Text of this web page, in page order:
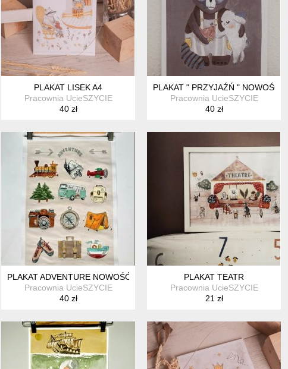
PLAKAT LISEK A4
Pracownia UcieSZYCIE
40 zł
PLAKAT " PRZYJAŹŃ " NOWOŚĆ A4
Pracownia UcieSZYCIE
40 zł
A3PLAKAT ADVENTURE NOWOŚĆ A3
Pracownia UcieSZYCIE
40 zł
PLAKAT TEATR
Pracownia UcieSZYCIE
21 zł